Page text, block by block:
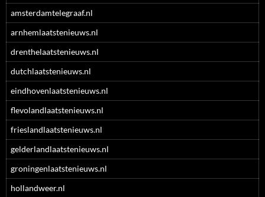
amsterdamtelegraaf.nl
arnhemlaatstenieuws.nl
drenthelaatstenieuws.nl
dutchlaatstenieuws.nl
eindhovenlaatstenieuws.nl
flevolandlaatstenieuws.nl
frieslandlaatstenieuws.nl
gelderlandlaatstenieuws.nl
groningenlaatstenieuws.nl
hollandweer.nl